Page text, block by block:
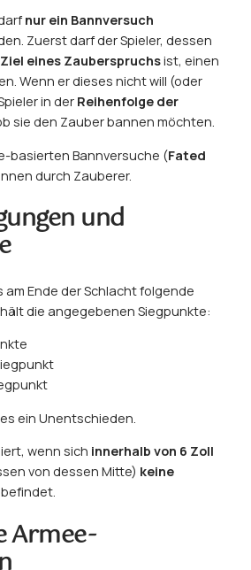
nur ein Bannversuch
Zuerst darf der Spieler, dessen
Ziel eines Zauberspruchsist, einen
Wenn er dieses nicht will (oder
in der Reihenfolge der
sie den Zauber bannen möchten.
basierten Bannversuche (Fated
durch Zauberer.
und
am Ende der Schlacht folgende
die angegebenen Siegpunkte:
ein Unentschieden.
wenn sich innerhalb von 6 Zoll
von dessen Mitte) keine
befindet.
Armee-